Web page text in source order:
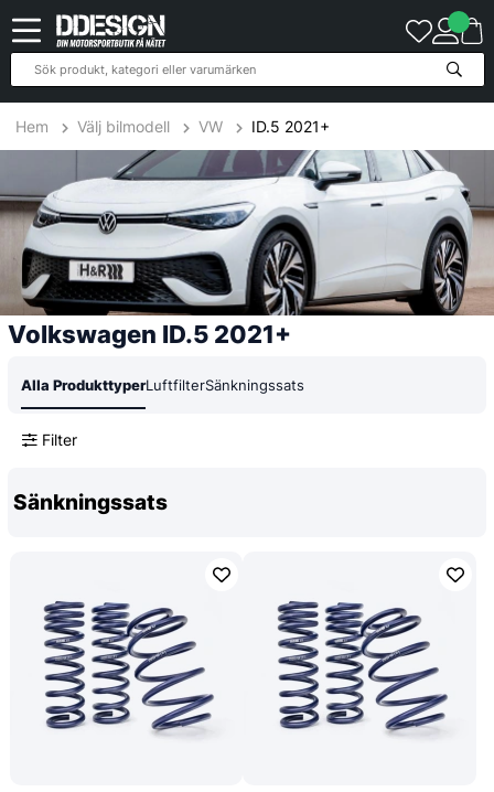
Hem Välj bilmodell VW ID.5 2021+
Volkswagen ID.5 2021+
Alla ProdukttyperLuftfilterSänkningssats
Filter
3 Produkter
Sänkningssats